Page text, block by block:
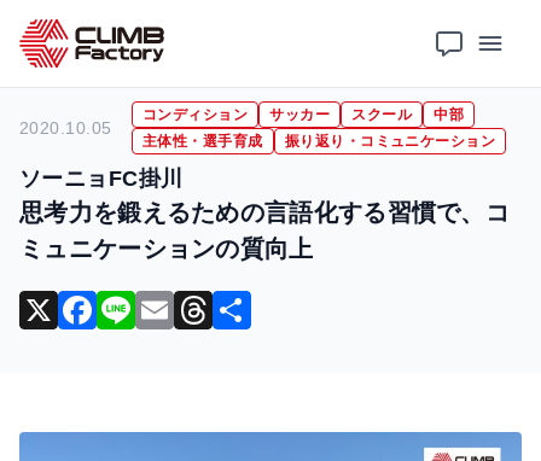
ホーム 導入事例 思考力を鍛えるための言語化する習慣で、コミュニケーションの質向上
ソーニョFC掛川
2020.10.05
コンディション サッカー スクール
中部
主体性・選手育成
振り返り・コミュニケーション
思考力を鍛えるための言語化する習慣で、コ
ミュニケーションの質向上
X F
e
Li E
l
T
a